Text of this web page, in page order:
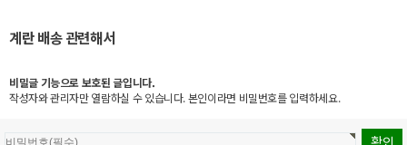
계란 배송 관련해서
비밀글 기능으로 보호된 글입니다.
작성자와 관리자만 열람하실 수 있습니다. 본인이라면 비밀번호를 입력하세요.